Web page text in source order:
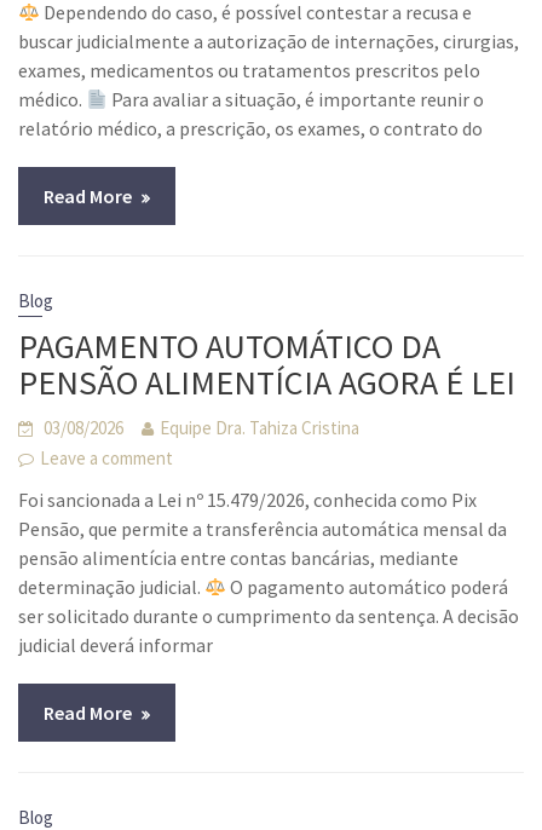
Dependendo do caso, é possível contestar a recusa e
buscar judicialmente a autorização de internações, cirurgias,
exames, medicamentos ou tratamentos prescritos pelo
médico.
Para avaliar a situação, é importante reunir o
relatório médico, a prescrição, os exames, o contrato do
Read More
Blog
PAGAMENTO AUTOMÁTICO DA
PENSÃO ALIMENTÍCIA AGORA É LEI
03/08/2026
Equipe Dra. Tahiza Cristina
Leave a comment
Foi sancionada a Lei nº 15.479/2026, conhecida como Pix
Pensão, que permite a transferência automática mensal da
pensão alimentícia entre contas bancárias, mediante
determinação judicial.
O pagamento automático poderá
ser solicitado durante o cumprimento da sentença. A decisão
judicial deverá informar
Read More
Blog